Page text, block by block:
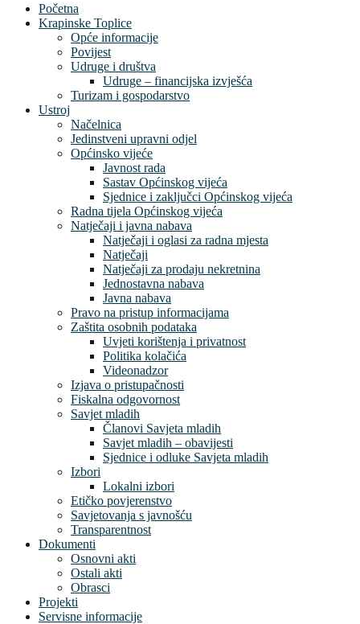
Početna
Krapinske Toplice
Opće informacije
Povijest
Udruge i društva
Udruge – financijska izvješća
Turizam i gospodarstvo
Ustroj
Načelnica
Jedinstveni upravni odjel
Općinsko vijeće
Javnost rada
Sastav Općinskog vijeća
Sjednice i zaključci Općinskog vijeća
Radna tijela Općinskog vijeća
Natječaji i javna nabava
Natječaji i oglasi za radna mjesta
Natječaji
Natječaji za prodaju nekretnina
Jednostavna nabava
Javna nabava
Pravo na pristup informacijama
Zaštita osobnih podataka
Uvjeti korištenja i privatnost
Politika kolačića
Videonadzor
Izjava o pristupačnosti
Fiskalna odgovornost
Savjet mladih
Članovi Savjeta mladih
Savjet mladih – obavijesti
Sjednice i odluke Savjeta mladih
Izbori
Lokalni izbori
Etičko povjerenstvo
Savjetovanja s javnošću
Transparentnost
Dokumenti
Osnovni akti
Ostali akti
Obrasci
Projekti
Servisne informacije